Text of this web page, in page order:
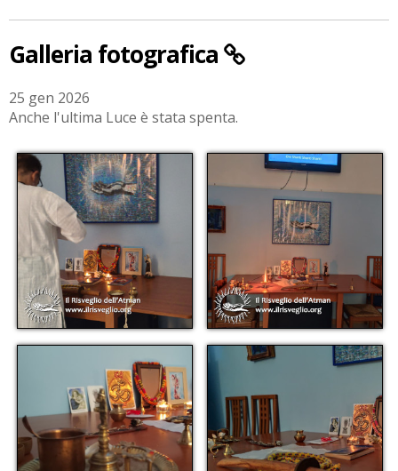
Galleria fotografica
25 gen 2026
Anche l'ultima Luce è stata spenta.